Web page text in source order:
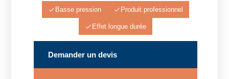
Basse pression Produit professionnel
Effet longue durée
Demander un devis